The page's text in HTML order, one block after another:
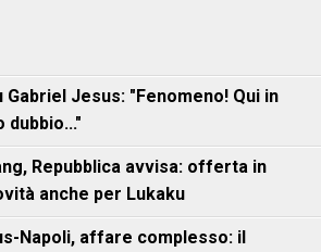
Gabriel Jesus: "Fenomeno! Qui in
dubbio..."
Repubblica avvisa: offerta in
anche per Lukaku
Napoli, affare complesso: il